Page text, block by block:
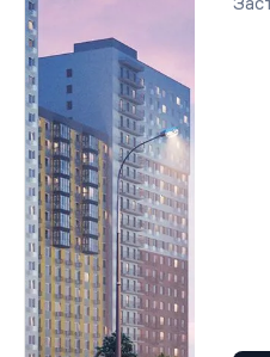
Проектная декларация от
Проектная декларация от
Проектная декларация от
Проектная декларация от
Проектная декларация от
Проектная декларация от
Проектная декларация от
Проектная декларация от
Проектная декларация от
Проектная декларация от
Проектная декларация от
Проектная декларация от
Проектная декларация от
Проектная декларация от
Проектная декларация от
Проектная декларация от
Проектная декларация от